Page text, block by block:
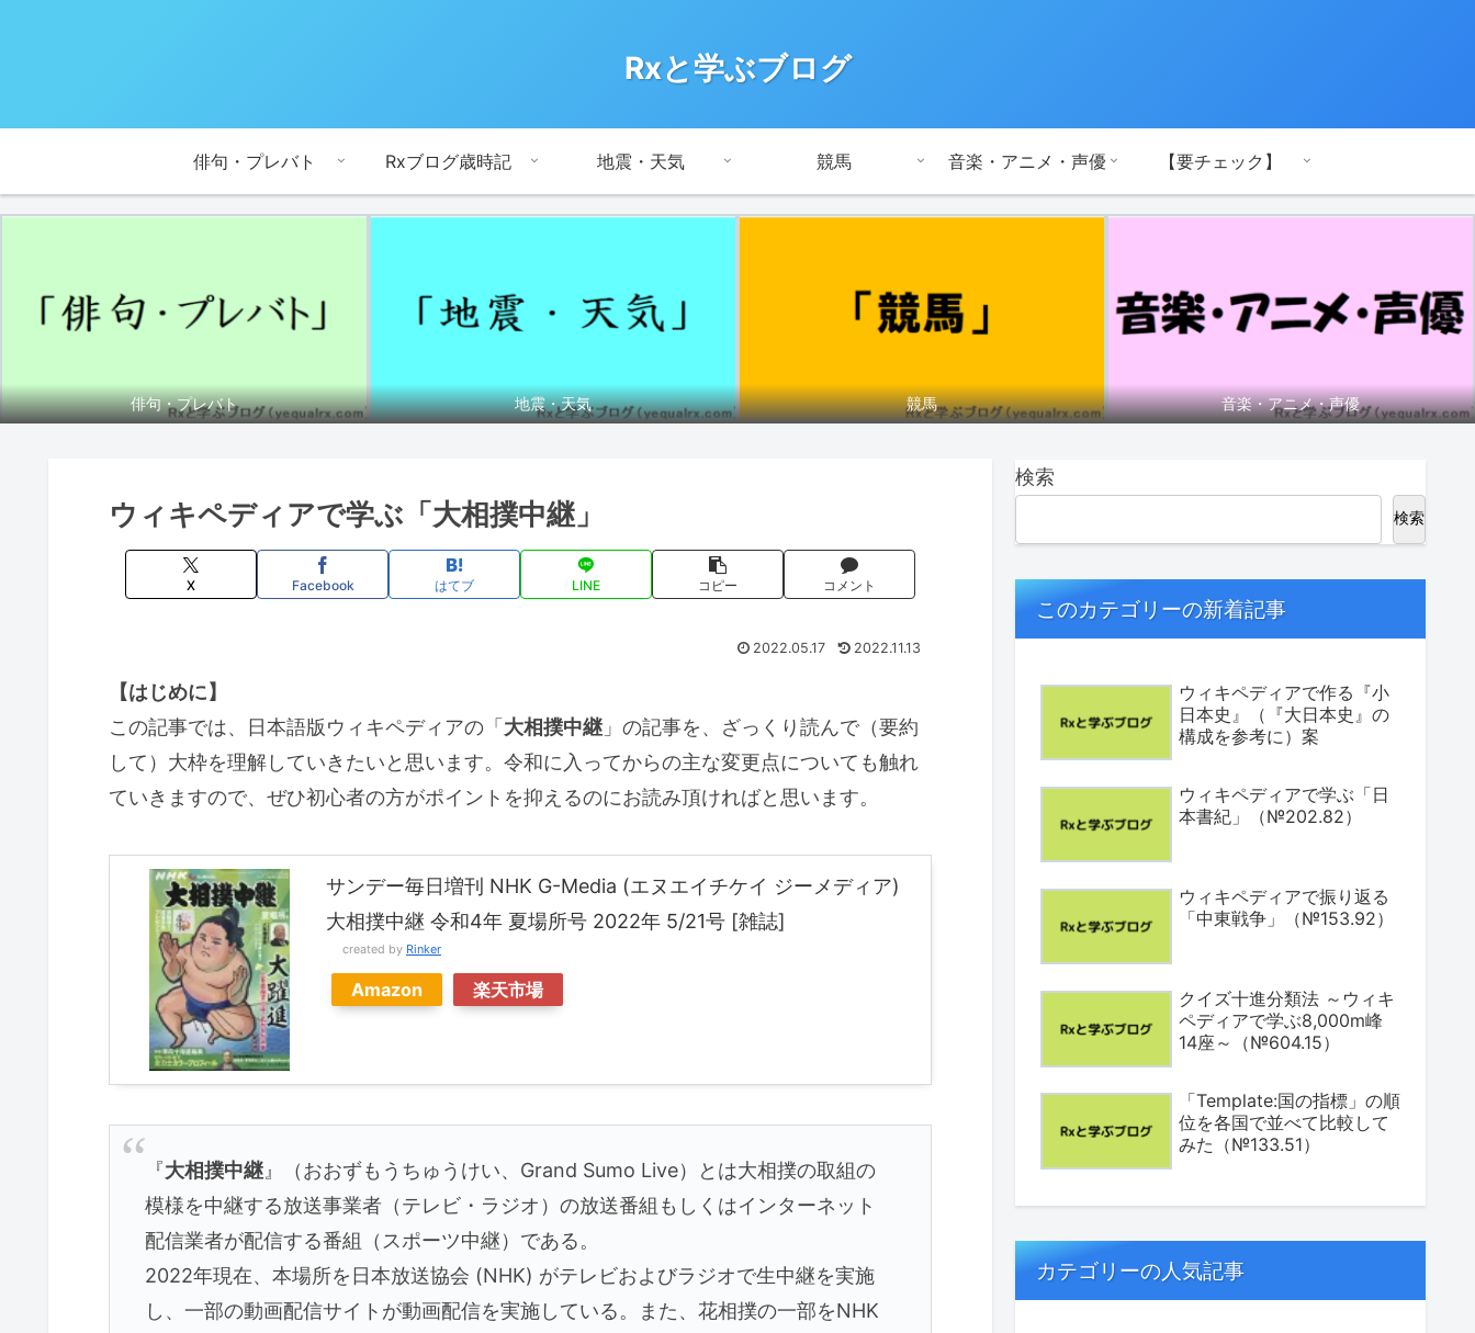
Rxと学ぶブログ
俳句・プレバト Rxブログ歳時記 地震・天気 競馬 音楽・アニメ・声優 【要チェック】
俳句・プレバト 地震・天気 競馬 音楽・アニメ・声優
ウィキペディアで学ぶ「大相撲中継」
X Facebook はてブ LINE コピー コメント
2022.05.17 2022.11.13
【はじめに】
この記事では、日本語版ウィキペディアの「 大相撲中継 」の記事を、ざっくり読んで（要約
して）大枠を理解していきたいと思います。令和に入ってからの主な変更点についても触れ
ていきますので、ぜひ初心者の方がポイントを抑えるのにお読み頂ければと思います。
サンデー毎日増刊 NHK G-Media (エヌエイチケイ ジーメディア)
大相撲中継 令和4年 夏場所号 2022年 5/21号 [雑誌]
created by Rinker
Amazon 楽天市場
『大相撲中継 』（おおずもうちゅうけい、Grand Sumo Live）とは大相撲の取組の
模様を中継する放送事業者（テレビ・ラジオ）の放送番組もしくはインターネット
配信業者が配信する番組（スポーツ中継）である。
2022年現在、本場所を日本放送協会 (NHK) がテレビおよびラジオで生中継を実施
し、一部の動画配信サイトが動画配信を実施している。また、花相撲の一部をNHK
検索
検索
このカテゴリーの新着記事
ウィキペディアで作る『小
日本史』（『大日本史』の
構成を参考に）案
ウィキペディアで学ぶ「日
本書紀」（№202.82）
ウィキペディアで振り返る
「中東戦争」（№153.92）
クイズ十進分類法 ～ウィキ
ペディアで学ぶ8,000m峰
14座～（№604.15）
「Template:国の指標」の順
位を各国で並べて比較して
みた（№133.51）
カテゴリーの人気記事